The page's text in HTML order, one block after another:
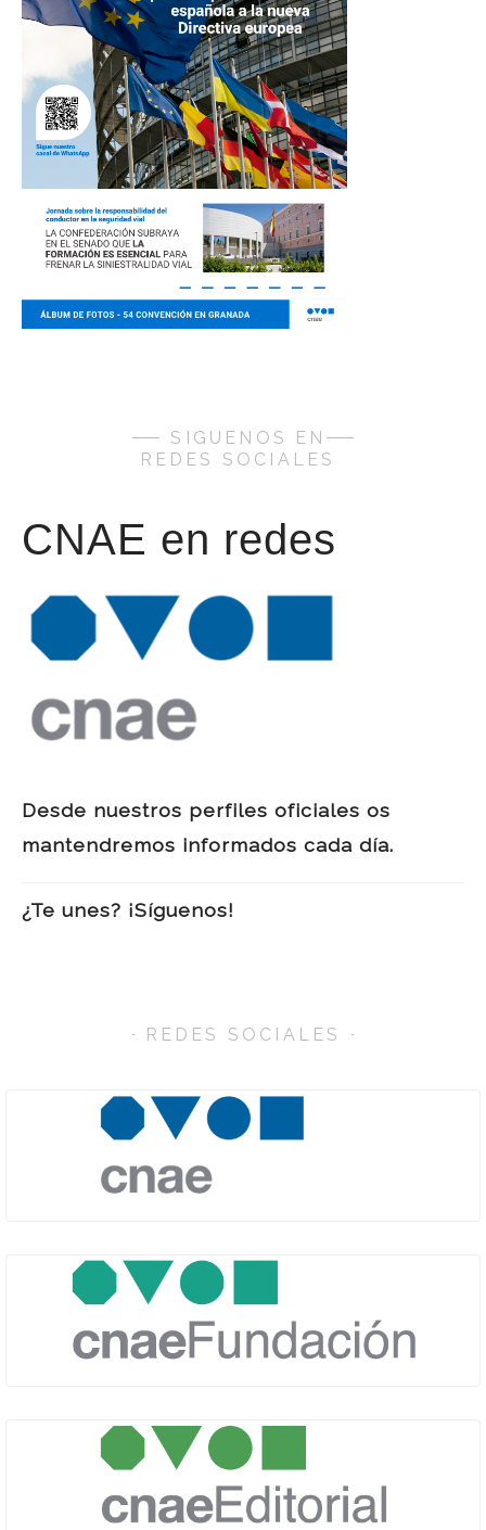
SIGUENOS EN
REDES SOCIALES
CNAE en redes
Desde nuestros perfiles oficiales os
mantendremos informados cada día.
¿Te unes? ¡Síguenos!
REDES SOCIALES